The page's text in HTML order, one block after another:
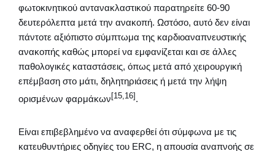
φωτοκινητικού αντανακλαστικού παρατηρείτε 60-90
δευτερόλεπτα μετά την ανακοπή. Ωστόσο, αυτό δεν είναι
πάντοτε αξιόπιστο σύμπτωμα της καρδιοαναπνευστικής
ανακοπής καθώς μπορεί να εμφανίζεται και σε άλλες
παθολογικές καταστάσεις, όπως μετά από χειρουργική
επέμβαση στο μάτι, δηλητηριάσεις ή μετά την λήψη
ορισμένων φαρμάκων [15,16] .
Είναι επιβεβλημένο να αναφερθεί ότι σύμφωνα με τις
κατευθυντήριες οδηγίες του ERC, η απουσία αναπνοής σε